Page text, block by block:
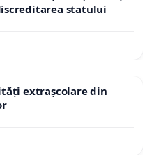
statului
extrașcolare din